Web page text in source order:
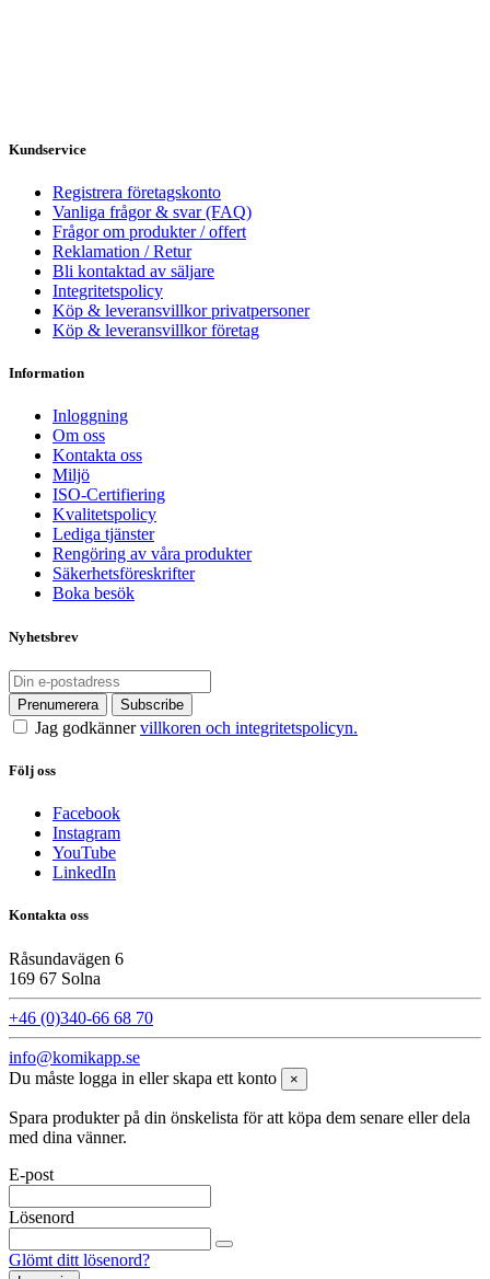
Kundservice
Registrera företagskonto
Vanliga frågor & svar (FAQ)
Frågor om produkter / offert
Reklamation / Retur
Bli kontaktad av säljare
Integritetspolicy
Köp & leveransvillkor privatpersoner
Köp & leveransvillkor företag
Information
Inloggning
Om oss
Kontakta oss
Miljö
ISO-Certifiering
Kvalitetspolicy
Lediga tjänster
Rengöring av våra produkter
Säkerhetsföreskrifter
Boka besök
Nyhetsbrev
Jag godkännervillkoren och integritetspolicyn.
Följ oss
Facebook
Instagram
YouTube
LinkedIn
Kontakta oss
Råsundavägen 6
169 67 Solna
+46 (0)340-66 68 70
info@komikapp.se
Du måste logga in eller skapa ett konto
×
Spara produkter på din önskelista för att köpa dem senare eller dela
med dina vänner.
E-post
Lösenord
Glömt ditt lösenord?